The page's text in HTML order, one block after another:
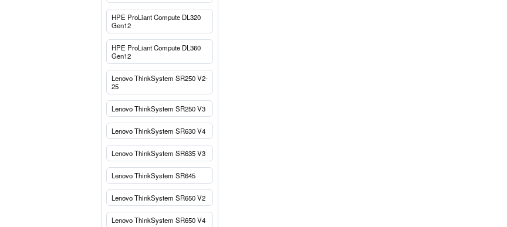
HPE ProLiant Compute DL320
Gen12
HPE ProLiant Compute DL360
Gen12
Lenovo ThinkSystem SR250 V2-
25
Lenovo ThinkSystem SR250 V3
Lenovo ThinkSystem SR630 V4
Lenovo ThinkSystem SR635 V3
Lenovo ThinkSystem SR645
Lenovo ThinkSystem SR650 V2
Lenovo ThinkSystem SR650 V4